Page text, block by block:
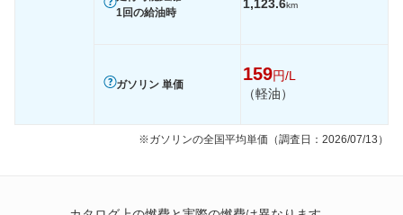
1回の給油時
1,123.6km
ガソリン 単価
159円/L
（軽油）
※ガソリンの全国平均単価（調査日：2026/07/13）